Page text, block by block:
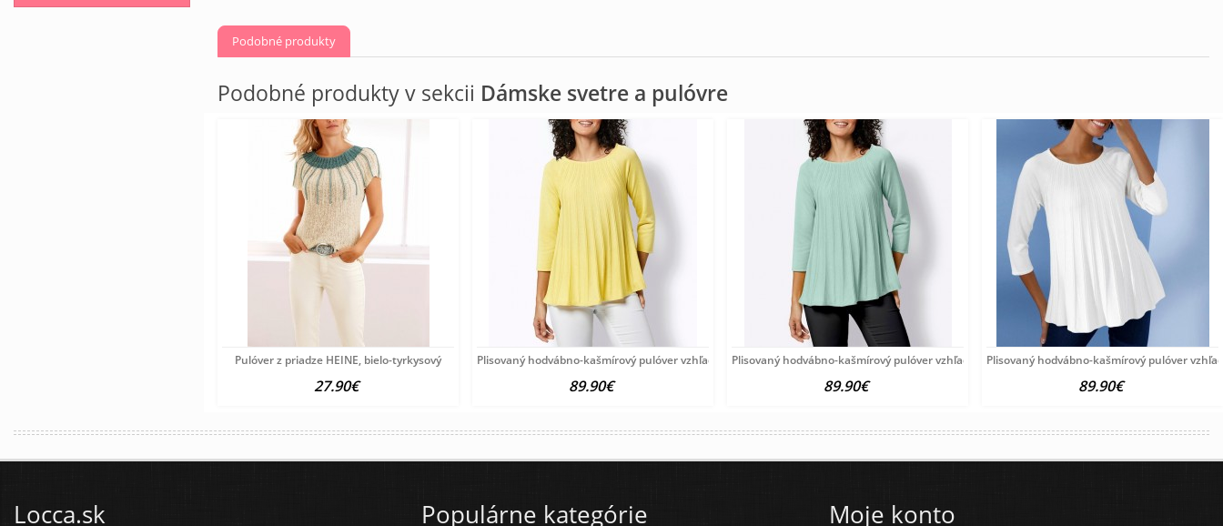
Podobné produkty
Podobné produkty v sekcii Dámske svetre a pulóvre
Pulóver z priadze HEINE, bielo-tyrkysový
27.90€
Plisovaný hodvábno-kašmírový pulóver vzhľadom Création
89.90€
Plisovaný hodvábno-kašmírový pulóver vzhľadom Création
89.90€
Plisovaný hodvábno-kašmírový pulóver
89.90€
Locca.sk Populárne kategórie Moje konto